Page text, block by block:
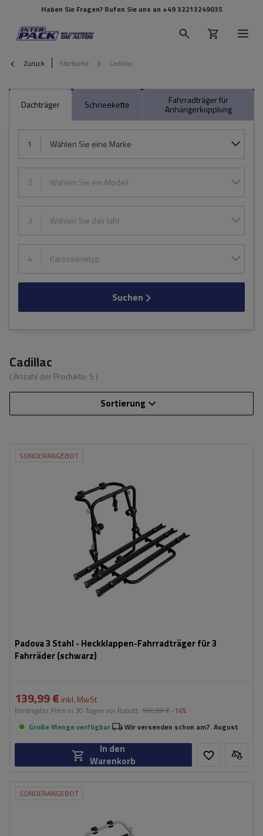
Haben Sie Fragen? Rufen Sie uns an +49 32213249035
Zurück Startseite Cadillac
Dachträger Schneekette Fahrradträger für
Anhängerkupplung
1 Wählen Sie eine Marke
2 Wählen Sie ein Modell
3 Wählen Sie das Jahr
4 Karosserietyp
Suchen
Cadillac
( Anzahl der Produkte: 5 )
Sortierung
SONDERANGEBOT
Padova 3 Stahl - Heckklappen-Fahrradträger für 3
Fahrräder (schwarz)
universelles Montagesystem
kompatibel mit allen Karosseriearten
139,99 € inkl. MwSt
Niedrigster Preis in 30 Tagen vor Rabatt: 166,99 € -16%
Große Menge verfügbar
Wir versenden schon am7. August
In den
Warenkorb
SONDERANGEBOT
45 kg